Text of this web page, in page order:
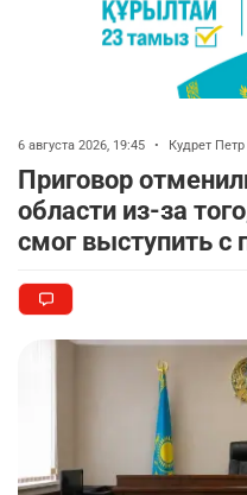
6 августа 2026, 19:45 • Кудрет Петр
Приговор
области из-за
смог выступить с